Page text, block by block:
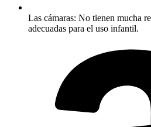
Las cámaras: No tienen mucha
adecuadas para el uso infantil.